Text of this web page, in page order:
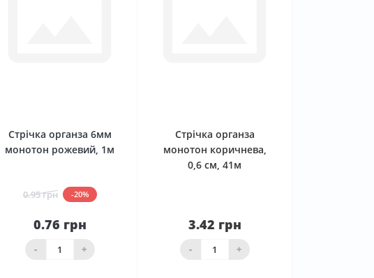
Стрічка органза 6мм
монотон рожевий, 1м
0.95 грн -20%
0.76 грн
- +
кошика
Стрічка органза
монотон коричнева,
0,6 см, 41м
3.42 грн
- +
Нема в наявності